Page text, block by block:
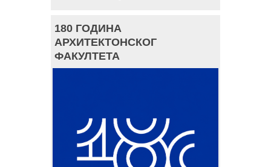
180 ГОДИНА
АРХИТЕКТОНСКОГ
ФАКУЛТЕТА